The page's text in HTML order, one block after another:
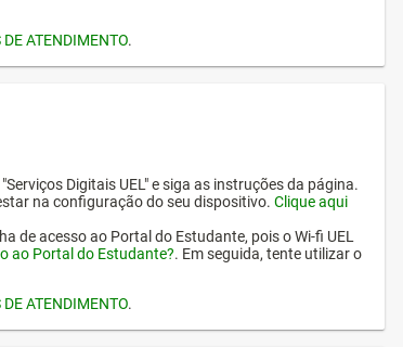
ATENDIMENTO.
Digitais UEL" e siga as instruções da página.
na configuração do seu dispositivo. Clique aqui
de acesso ao Portal do Estudante, pois o Wi-fi UEL
ao Portal do Estudante?. Em seguida, tente utilizar o
ATENDIMENTO.